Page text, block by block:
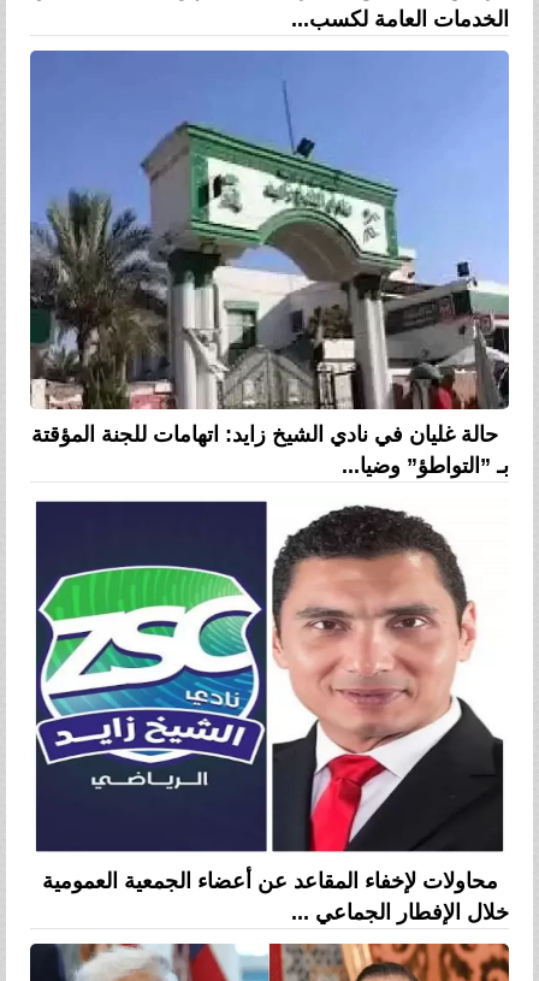
الخدمات العامة لكسب...
حالة غليان في نادي الشيخ زايد: اتهامات للجنة المؤقتة
بـ ”التواطؤ” وضيا...
محاولات لإخفاء المقاعد عن أعضاء الجمعية العمومية
خلال الإفطار الجماعي ...